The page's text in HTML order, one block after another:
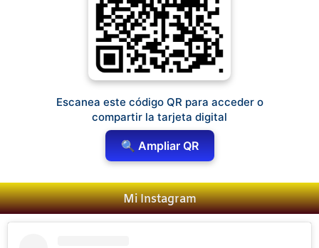
Escanea este código QR para acceder o
compartir la tarjeta digital
🔍 Ampliar QR
Mi Instagram